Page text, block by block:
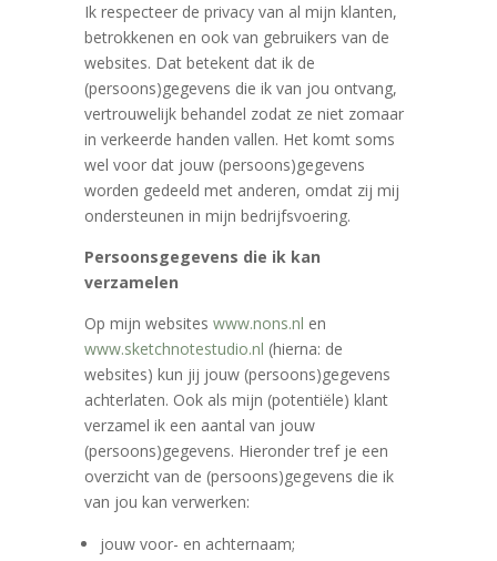
Ik respecteer de privacy van al mijn klanten,
betrokkenen en ook van gebruikers van de
websites. Dat betekent dat ik de
(persoons)gegevens die ik van jou ontvang,
vertrouwelijk behandel zodat ze niet zomaar
in verkeerde handen vallen. Het komt soms
wel voor dat jouw (persoons)gegevens
worden gedeeld met anderen, omdat zij mij
ondersteunen in mijn bedrijfsvoering.
Persoonsgegevens die ik kan
verzamelen
Op mijn websiteswww.nons.nl en
www.sketchnotestudio.nl (hierna: de
websites) kun jij jouw (persoons)gegevens
achterlaten. Ook als mijn (potentiële) klant
verzamel ik een aantal van jouw
(persoons)gegevens. Hieronder tref je een
overzicht van de (persoons)gegevens die ik
van jou kan verwerken:
jouw voor- en achternaam;